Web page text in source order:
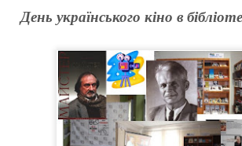
День українського кіно в